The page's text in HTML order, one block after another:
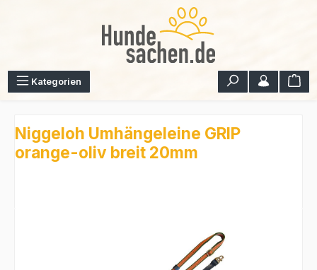
Kategorien
Niggeloh Umhängeleine GRIP
orange-oliv breit 20mm